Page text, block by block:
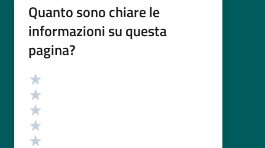
Quanto sono chiare le
informazioni su questa
pagina?
Valutazione